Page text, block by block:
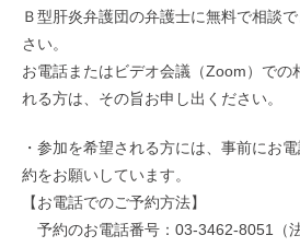
Ｂ型肝炎弁護団の弁護士に無料で相談
さい。
お電話またはビデオ会議（Zoom）での
れる方は、その旨お申し出ください。
・参加を希望される方には、事前にお
約をお願いしています。
【お電話でのご予約方法】
予約のお電話番号：03-3462-8051（